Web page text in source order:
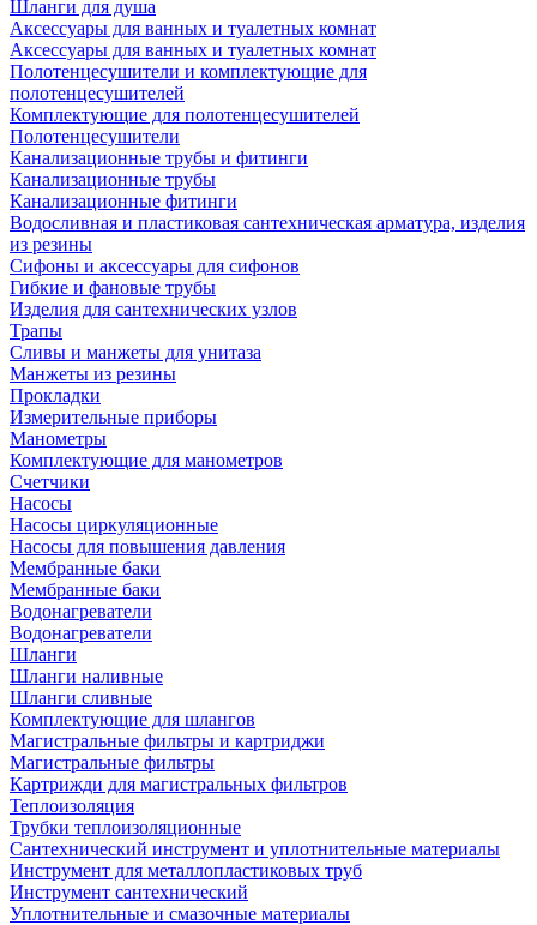
Шланги для душа
Аксессуары для ванных и туалетных комнат
Аксессуары для ванных и туалетных комнат
Полотенцесушители и комплектующие для
полотенцесушителей
Комплектующие для полотенцесушителей
Полотенцесушители
Канализационные трубы и фитинги
Канализационные трубы
Канализационные фитинги
Водосливная и пластиковая сантехническая арматура, изделия
из резины
Сифоны и аксессуары для сифонов
Гибкие и фановые трубы
Изделия для сантехнических узлов
Трапы
Сливы и манжеты для унитаза
Манжеты из резины
Прокладки
Измерительные приборы
Манометры
Комплектующие для манометров
Счетчики
Насосы
Насосы циркуляционные
Насосы для повышения давления
Мембранные баки
Мембранные баки
Водонагреватели
Водонагреватели
Шланги
Шланги наливные
Шланги сливные
Комплектующие для шлангов
Магистральные фильтры и картриджи
Магистральные фильтры
Картрижди для магистральных фильтров
Теплоизоляция
Трубки теплоизоляционные
Сантехнический инструмент и уплотнительные материалы
Инструмент для металлопластиковых труб
Инструмент сантехнический
Уплотнительные и смазочные материалы